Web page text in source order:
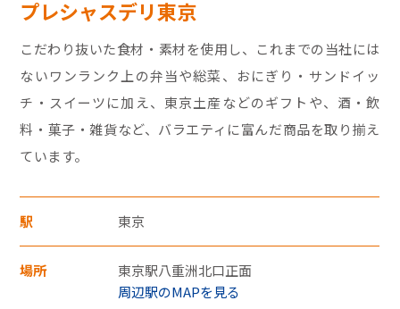
JR東海MARKET
楽天市場
東海新幹線の駅店舗で駅弁が受取れる駅弁予約サイトです。
JR東海MARKET
プレシャスデリ東京
こだわり抜いた食材・素材を使用し、これまでの当社には
ないワンランク上の弁当や総菜、おにぎり・サンドイッ
チ・スイーツに加え、東京土産などのギフトや、酒・飲
料・菓子・雑貨など、バラエティに富んだ商品を取り揃え
ています。
駅 東京
場所
東京駅八重洲北口正面
周辺駅のMAPを見る
・30,000円（税込）以上のクレジットカード
支払いについては暗証番号の入力、
もしくは「クレジット売上票クレジット会
社控え（お店控）」にサインをいただきま
ドのご購入にはご利用いただけません。
・一度のお会計でのご利用可能上限金額は、